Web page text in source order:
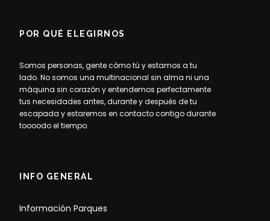
POR QUÉ ELEGIRNOS
Somos personas, gente cómo tú y estamos a tu
lado. No somos una multinacional sin alma ni una
máquina sin corazón y entendemos perfectamente
tus necesidades antes, durante y después de tu
escapada y estaremos en contacto contigo durante
toooodo el tiempo.
INFO GENERAL
Información Parques